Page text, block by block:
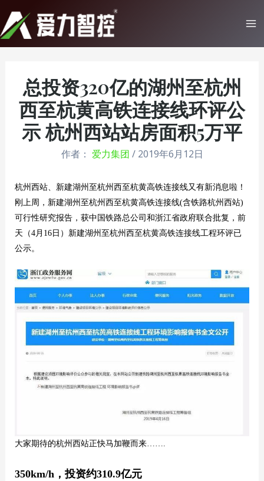
至
内
总投资320亿的湖州至杭州
西至杭黄高铁连接线环评公
示 杭州西站站房面积5万平
作者： 爱力集团 / 2019年6月12日
杭州西站、新建湖州至杭州西至杭黄高铁连接线又有新消息啦！
刚上周，新建湖州至杭州西至杭黄高铁连接线(含铁路杭州西站)
可行性研究报告，获中国铁路总公司和浙江省政府联合批复，前
天（4月16日）新建湖州至杭州西至杭黄高铁连接线工程环评已
公示。
大家期待的杭州西站正快马加鞭而来…….
350km/h，投资约310.9亿元